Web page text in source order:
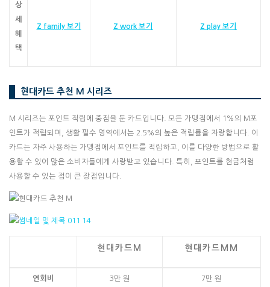
상
세
혜
택
Z family 보기 Z work 보기 Z play 보기
현대카드 추천 M 시리즈
M 시리즈는 포인트 적립에 중점을 둔 카드입니다. 모든 가맹점에서 1%의 M포
인트가 적립되며, 생활 필수 영역에서는 2.5%의 높은 적립률을 자랑합니다. 이
카드는 자주 사용하는 가맹점에서 포인트를 적립하고, 이를 다양한 방법으로 활
용할 수 있어 많은 소비자들에게 사랑받고 있습니다. 특히, 포인트를 현금처럼
사용할 수 있는 점이 큰 장점입니다.
현대카드M 현대카드MM
연회비 3만 원 7만 원